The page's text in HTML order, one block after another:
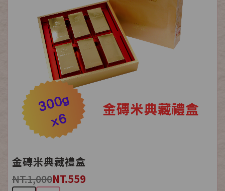
金磚米典藏禮盒
NT.1,000NT.559